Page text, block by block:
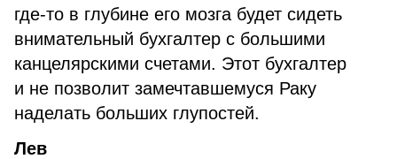
где-то в глубине его мозга будет сидеть
внимательный бухгалтер с большими
канцелярскими счетами. Этот бухгалтер
и не позволит замечтавшемуся Раку
наделать больших глупостей.
Лев